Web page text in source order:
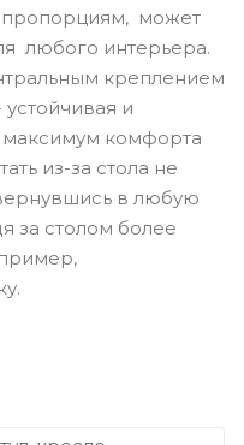
может
любого интерьера.
креплением
и
комфорта
из-за стола не
в любую
за столом более